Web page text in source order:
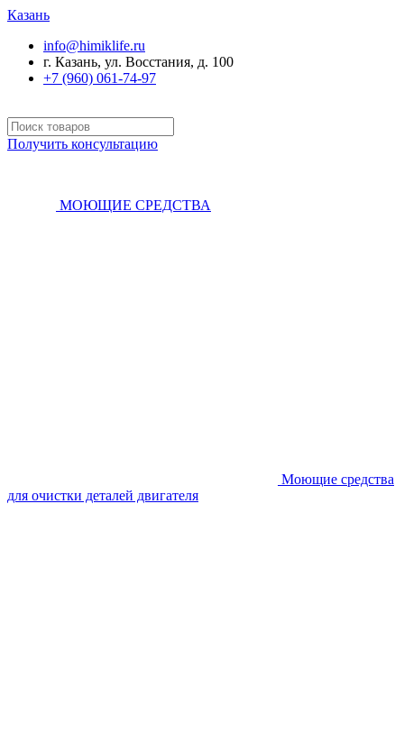
Казань
info@himiklife.ru
г. Казань, ул. Восстания, д. 100
+7 (960) 061-74-97
Получить консультацию
МОЮЩИЕ СРЕДСТВА
Моющие средства
для очистки деталей двигателя